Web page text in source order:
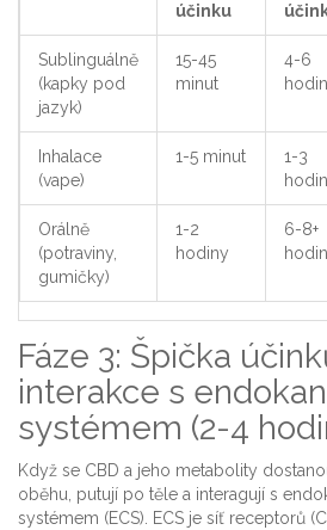
účinku
Sublinguálně
(kapky pod
jazyk)
15-45
minut
4-6
hodin
Inhalace
(vape)
1-5 minut
1-3
Orálně
(potraviny,
gumičky)
1-2
hodiny
6-8+
hodin
Fáze 3: Špička
interakce s
systémem (2-4
Když se CBD a jeho metabolity
oběhu, putují po těle a interagují s
systémem (ECS). ECS je síť receptorů